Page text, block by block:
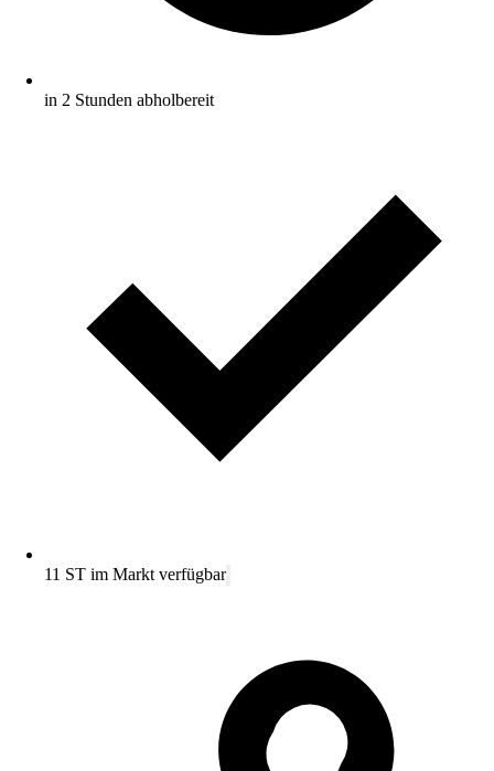
in 2 Stunden abholbereit
11 ST im Markt verfügbar